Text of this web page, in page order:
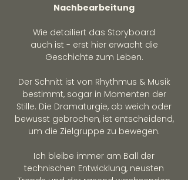
Nachbearbeitung
Wie detailiert das Storyboard
auch ist - erst hier erwacht die
Geschichte zum Leben.
Der Schnitt ist von Rhythmus & Musik
bestimmt, sogar in Momenten der
Stille. Die Dramaturgie, ob weich oder
bewusst gebrochen, ist entscheidend,
um die Zielgruppe zu bewegen.
Ich bleibe immer am Ball der
technischen Entwicklung, neusten